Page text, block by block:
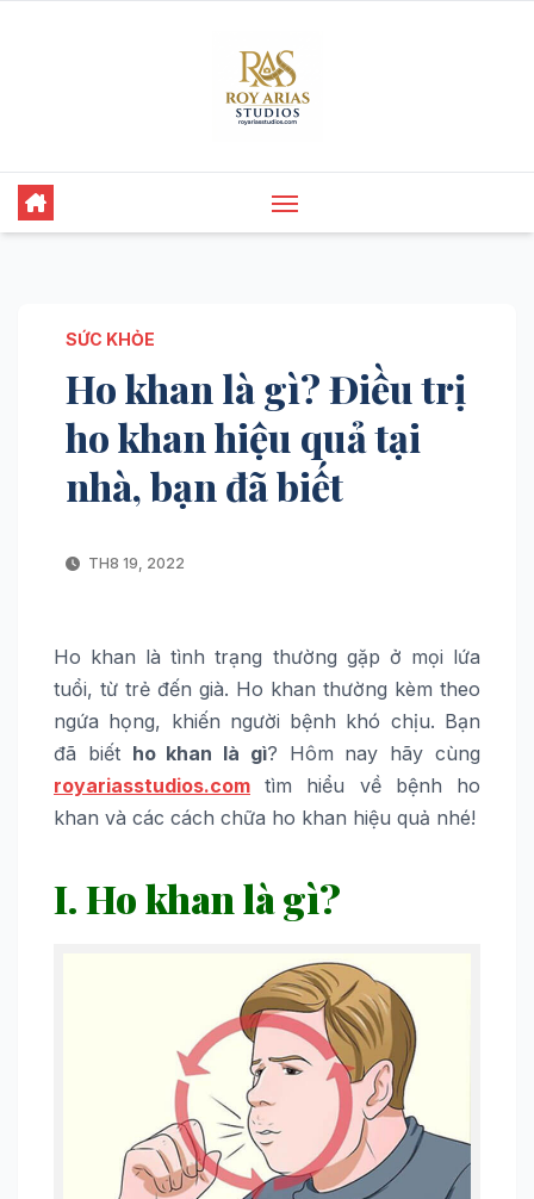
SỨC KHỎE
Ho khan là gì? Điều trị
ho khan hiệu quả tại
nhà, bạn đã biết
TH8 19, 2022
Ho khan là tình trạng thường gặp ở mọi lứa
tuổi, từ trẻ đến già. Ho khan thường kèm theo
ngứa họng, khiến người bệnh khó chịu. Bạn
đã biết ho khan là gì? Hôm nay hãy cùng
royariasstudios.com tìm hiểu về bệnh ho
khan và các cách chữa ho khan hiệu quả nhé!
I. Ho khan là gì?